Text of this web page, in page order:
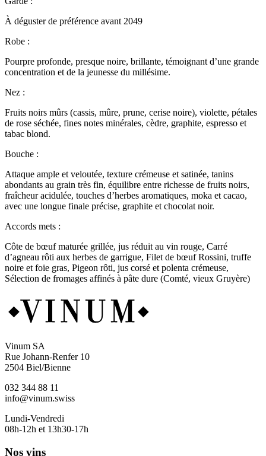
À déguster de préférence avant 2049
Robe :
Pourpre profonde, presque noire, brillante, témoignant d’une grande
concentration et de la jeunesse du millésime.
Nez :
Fruits noirs mûrs (cassis, mûre, prune, cerise noire), violette, pétales
de rose séchée, fines notes minérales, cèdre, graphite, espresso et
tabac blond.
Bouche :
Attaque ample et veloutée, texture crémeuse et satinée, tanins
abondants au grain très fin, équilibre entre richesse de fruits noirs,
fraîcheur acidulée, touches d’herbes aromatiques, moka et cacao,
avec une longue finale précise, graphite et chocolat noir.
Accords mets :
Côte de bœuf maturée grillée, jus réduit au vin rouge, Carré
d’agneau rôti aux herbes de garrigue, Filet de bœuf Rossini, truffe
noire et foie gras, Pigeon rôti, jus corsé et polenta crémeuse,
Sélection de fromages affinés à pâte dure (Comté, vieux Gruyère)
Vinum SA
Rue Johann-Renfer 10
2504 Biel/Bienne
032 344 88 11
info@vinum.swiss
Lundi-Vendredi
08h-12h et 13h30-17h
Nos vins